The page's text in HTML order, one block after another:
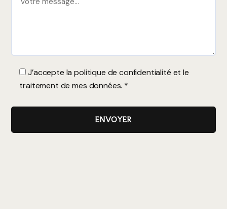
J’accepte lapolitique de confidentialité et le
traitement de mes données. *